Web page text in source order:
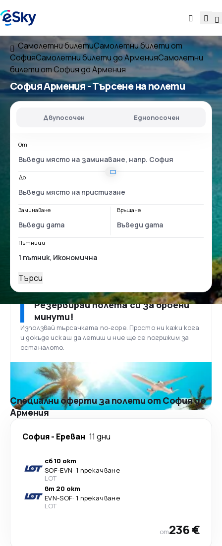
Самолетни билетиСамолетни билети от
СофияСамолетни билети до АрменияСамолетни
билети от София до Армения
София Армения- Търсене на полети
Двупосочен Еднопосочен
От
До
Заминаване Връщане
Пътници
Търси
Резервирай полета си за броени
минути!
Използвай търсачката по-горе. Просто ни кажи кога
и докъде искаш да летиш и ние ще се погрижим за
останалото.
Специални оферти за полети от София до
Армения
София- Ереван 11 дни
сб 10 окт
SOF-EVN· 1 прекачване
LOT
вт 20 окт
EVN-SOF· 1 прекачване
LOT
от236 €